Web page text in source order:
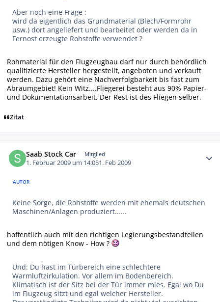
Aber noch eine Frage :
wird da eigentlich das Grundmaterial (Blech/Formrohr
usw.) dort angeliefert und bearbeitet oder werden da in
Fernost erzeugte Rohstoffe verwendet ?
Rohmaterial für den Flugzeugbau darf nur durch behördlich
qualifizierte Hersteller hergestellt, angeboten und verkauft
werden. Dazu gehört eine Nachverfolgbarkeit bis fast zum
Abraumgebiet! Kein Witz....Fliegerei besteht aus 90% Papier-
und Dokumentationsarbeit. Der Rest ist des Fliegen selber.
Zitat
Saab Stock Car Mitglied
1. Februar 2009 um 14:051. Feb 2009
AUTOR
Keine Sorge, die Rohstoffe werden mit ehemals deutschen
Maschinen/Anlagen produziert......
hoffentlich auch mit den richtigen Legierungsbestandteilen
und dem nötigen Know - How ?
Und: Du hast im Türbereich eine schlechtere
Warmluftzirkulation. Vor allem im Bodenbereich.
Klimatisch ist der Sitz bei der Tür immer mies. Egal wo Du
im Flugzeug sitzt und egal welcher Hersteller.